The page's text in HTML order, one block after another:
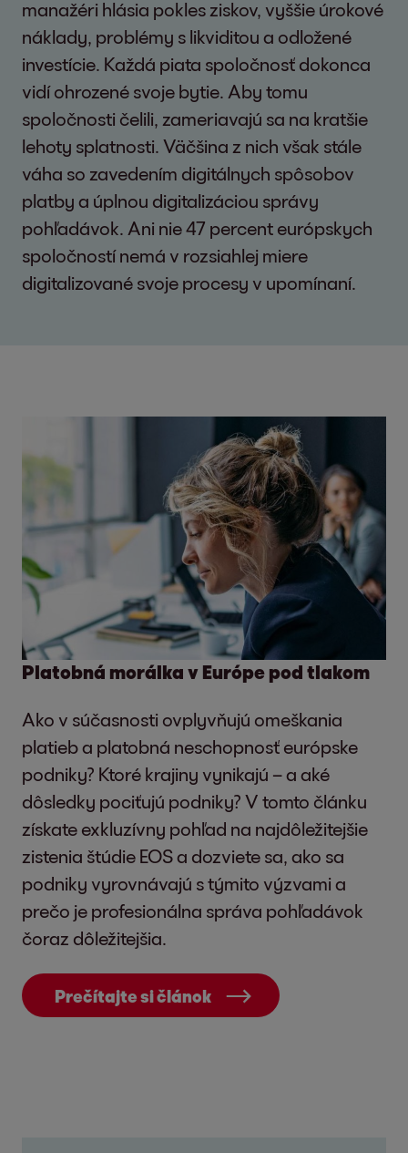
manažéri hlásia pokles ziskov, vyššie úrokové
náklady, problémy s likviditou a odložené
investície. Každá piata spoločnosť dokonca
vidí ohrozené svoje bytie. Aby tomu
spoločnosti čelili, zameriavajú sa na kratšie
lehoty splatnosti. Väčšina z nich však stále
váha so zavedením digitálnych spôsobov
platby a úplnou digitalizáciou správy
pohľadávok. Ani nie 47 percent európskych
spoločností nemá v rozsiahlej miere
digitalizované svoje procesy v upomínaní.
Platobná morálka v Európe pod tlakom
Ako v súčasnosti ovplyvňujú omeškania
platieb a platobná neschopnosť európske
podniky? Ktoré krajiny vynikajú – a aké
dôsledky pociťujú podniky? V tomto článku
získate exkluzívny pohľad na najdôležitejšie
zistenia štúdie EOS a dozviete sa, ako sa
podniky vyrovnávajú s týmito výzvami a
prečo je profesionálna správa pohľadávok
čoraz dôležitejšia.
Prečítajte si článok